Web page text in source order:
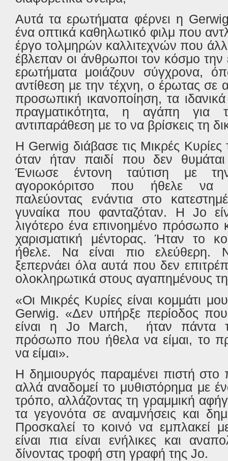
Αυτά τα ερωτήματα φέρνει η
ένα οπτικά καθηλωτικό φιλμ που
έργο τολμηρών καλλιτεχνών που
έβλεπαν οι άνθρωποι τον κόσμο
ερωτήματα μοιάζουν σύγχρονα,
αντίθεση με την τέχνη, ο έρωτας σε
προσωπική ικανοποίηση, τα
πραγματικότητα, η αγάπη για
αντιπαράθεση με το να βρίσκεις τη
Η Gerwig διάβασε τις Μικρές
όταν ήταν παιδί που δεν
Ένιωσε έντονη ταύτιση με
αγοροκόριτσο που ήθελε να
παλεύοντας ενάντια στο
γυναίκα που φανταζόταν. Η Jo
λιγότερο ένα επινοημένο πρόσωπο
χαρισματική μέντορας. Ήταν το
ήθελε. Να είναι πιο ελεύθερη.
ξεπερνάει όλα αυτά που δεν
ολοκληρωτικά στους αγαπημένους
«Οι Μικρές Κυρίες είναι κομμάτι
Gerwig. «Δεν υπήρξε περίοδος
είναι η Jo March,
ήταν πάντα
πρόσωπο που ήθελα να είμαι, το
να είμαι».
Η δημιουργός παραμένει πιστή στο
αλλά αναδομεί το μυθιστόρημα με
τρόπο, αλλάζοντας τη γραμμική
τα γεγονότα σε αναμνήσεις και
Προσκαλεί το κοινό να εμπλακεί
είναι πια είναι ενήλικες και
δίνοντας τροφή στη γραφή της Jo.